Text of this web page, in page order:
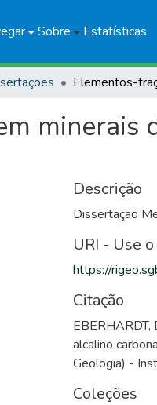
Sobre Estatísticas
Descrição
Dissertação
URI - Use
https://
Citação
EBERHARDT,
alcalino
Geologia) -
Coleções